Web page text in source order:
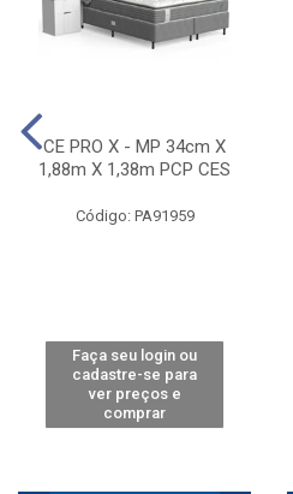
CE PRO X - MP 34cm X
1,88m X 1,38m PCP CES
Código: PA91959
Faça seu login ou
cadastre-se para
ver preços e
comprar